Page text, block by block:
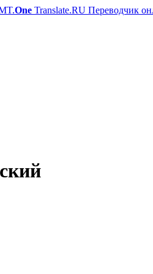
One Translate.RU Переводчик